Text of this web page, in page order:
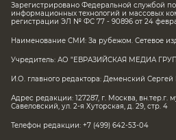
Зарегистрировано Федеральной службой
информационных технологий и массовых
регистрации ЭЛ № ФС 77 - 90896 от 24
Наименование СМИ: За рубежом. Сетевое
Учредитель: АО "ЕВРАЗИЙСКАЯ МЕДИА
И.О. главного редактора: Деменский
Адрес редакции: 127287, г. Москва, вн.тер.г.
Савеловский, ул. 2-я Хуторская, д. 29, стр. 4
Телефон редакции: +7 (499) 642-53-04